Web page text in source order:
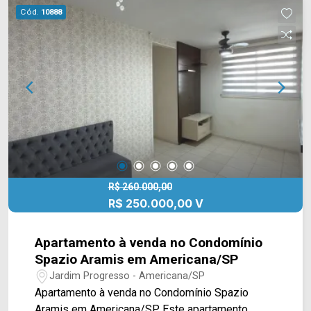
Salvador. Esta região conta com restaurante
Quiero Café, Formiguinhas, Mc Donald`s, Habib`s,
Clube do Bosque, Colégio Anglo e Sam`s Club.
Entre em contato com a equipe da Arbix Imóveis
e agende a sua visita!! WhatsApp e Telefone:
(19) 3475-4546 ARBIX IMÓVEIS - Presente em
cada mudança!
Cód. 10888
R$ 260.000,00
R$ 250.000,00 V
Apartamento à venda no Condomínio
Spazio Aramis em Americana/SP
Jardim Progresso - Americana/SP
Apartamento à venda no Condomínio Spazio